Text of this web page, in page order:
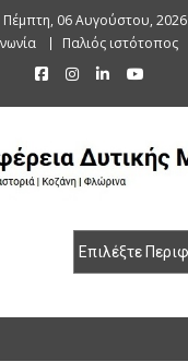
Πέμπτη, 06 Αυγούστου, 2026
Παλιός ιστότοπος